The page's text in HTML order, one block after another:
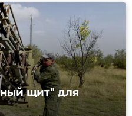
щит" для